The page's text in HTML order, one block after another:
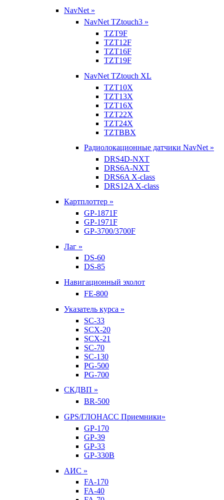
NavNet »
NavNet TZtouch3 »
TZT9F
TZT12F
TZT16F
TZT19F
NavNet TZtouch XL
TZT10X
TZT13X
TZT16X
TZT22X
TZT24X
TZTBBX
Радиолокационные датчики NavNet »
DRS4D-NXT
DRS6A-NXT
DRS6A X-class
DRS12A X-class
Картплоттер »
GP-1871F
GP-1971F
GP-3700/3700F
Лаг »
DS-60
DS-85
Навигационный эхолот
FE-800
Указатель курса »
SC-33
SCX-20
SCX-21
SC-70
SC-130
PG-500
PG-700
СКДВП »
BR-500
GPS/ГЛОНАСС Приемники»
GP-170
GP-39
GP-33
GP-330B
АИС »
FA-170
FA-40